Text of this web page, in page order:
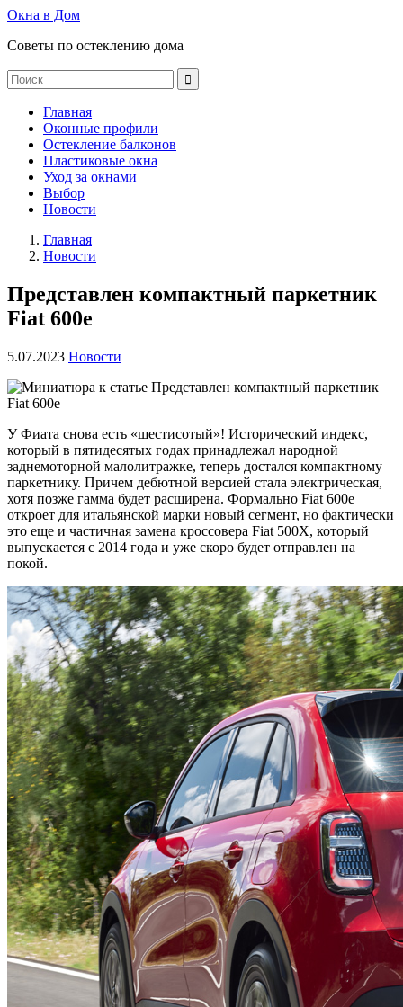
Окна в Дом
Советы по остеклению дома
Главная
Оконные профили
Остекление балконов
Пластиковые окна
Уход за окнами
Выбор
Новости
Главная
Новости
Представлен компактный паркетник
Fiat 600e
5.07.2023 Новости
У Фиата снова есть «шестисотый»! Исторический индекс,
который в пятидесятых годах принадлежал народной
заднемоторной малолитражке, теперь достался компактному
паркетнику. Причем дебютной версией стала электрическая,
хотя позже гамма будет расширена. Формально Fiat 600e
откроет для итальянской марки новый сегмент, но фактически
это еще и частичная замена кроссовера Fiat 500X, который
выпускается с 2014 года и уже скоро будет отправлен на
покой.